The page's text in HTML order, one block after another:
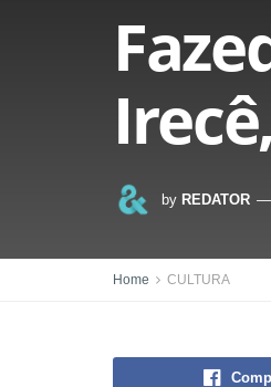
by REDATOR
Home CULTURA